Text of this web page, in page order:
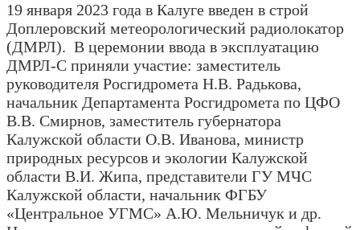
19 января 2023 года в Калуге введен в строй
Доплеровский метеорологический радиолокатор
(ДМРЛ). В церемонии ввода в эксплуатацию
ДМРЛ-С приняли участие: заместитель
руководителя Росгидромета Н.В. Радькова,
начальник Департамента Росгидромета по ЦФО
В.В. Смирнов, заместитель губернатора
Калужской области О.В. Иванова, министр
природных ресурсов и экологии Калужской
области В.И. Жипа, представители ГУ МЧС
Калужской области, начальник ФГБУ
«Центральное УГМС» А.Ю. Мельничук и др.